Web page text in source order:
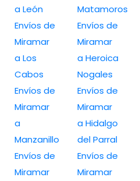
a León
Envíos de
Miramar
a Los
Cabos
Envíos de
Miramar
a
Manzanillo
Envíos de
Miramar
Matamoros
Envíos de
Miramar
a Heroica
Nogales
Envíos de
Miramar
a Hidalgo
del Parral
Envíos de
Miramar